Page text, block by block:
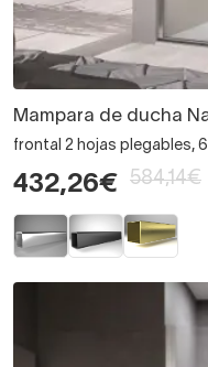
Mampara de ducha
frontal 2 hojas plegables, 6
432,26€ 584,14€